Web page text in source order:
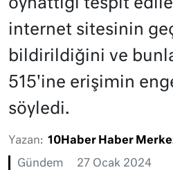
oynattığı tespit
internet sitesinin
bildirildiğini ve
515'ine erişimin
söyledi.
Yazan: 10Haber Haber
Gündem 27 Ocak 2024